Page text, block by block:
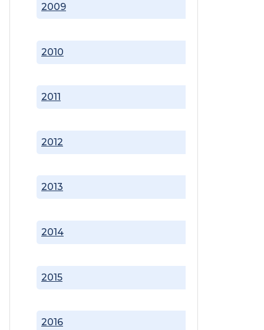
2009
2010
2011
2012
2013
2014
2015
2016